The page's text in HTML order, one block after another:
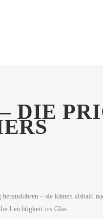
DIE
– sie kämen alsbald
Leichtigkeit ins Glas.